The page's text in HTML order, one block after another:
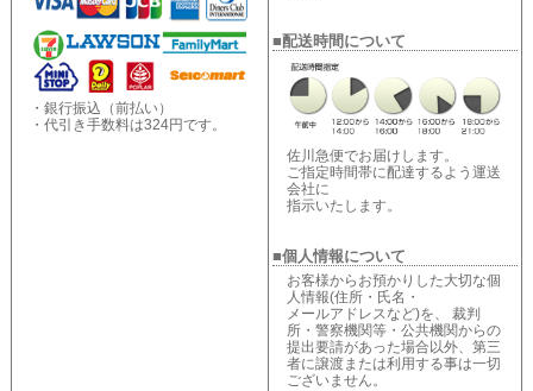
・銀行振込（前払い）
・代引き手数料は324円です。
■配送時間について
佐川急便でお届けします。
ご指定時間帯に配達するよう運送
会社に
指示いたします。
■個人情報について
お客様からお預かりした大切な個
人情報(住所・氏名・
メールアドレスなど)を、 裁判
所・警察機関等・公共機関からの
提出要請があった場合以外、第三
者に譲渡または利用する事は一切
ございません。